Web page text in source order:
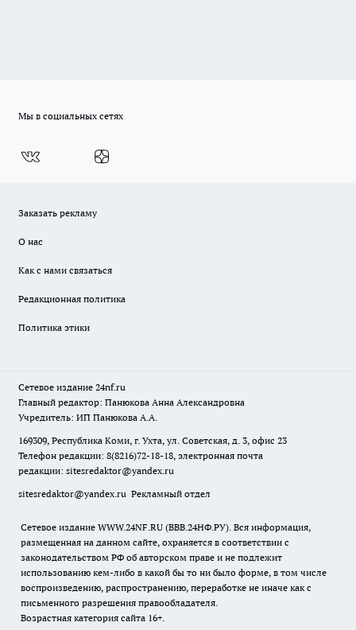
Мы в социальных сетях
Заказать рекламу
О нас
Как с нами связаться
Редакционная политика
Политика этики
Сетевое издание 24nf.ru
Главный редактор: Панюкова Анна Александровна
Учредитель: ИП Панюкова А.А.
169309, Республика Коми, г. Ухта, ул. Советская, д. 3, офис 23
Телефон редакции: 8(8216)72-18-18, электронная почта
редакции: sitesredaktor@yandex.ru
sitesredaktor@yandex.ru Рекламный отдел
Сетевое издание WWW.24NF.RU (ВВВ.24НФ.РУ). Вся информация,
размещенная на данном сайте, охраняется в соответствии с
законодательством РФ об авторском праве и не подлежит
использованию кем-либо в какой бы то ни было форме, в том числе
воспроизведению, распространению, переработке не иначе как с
письменного разрешения правообладателя.
Возрастная категория сайта 16+.